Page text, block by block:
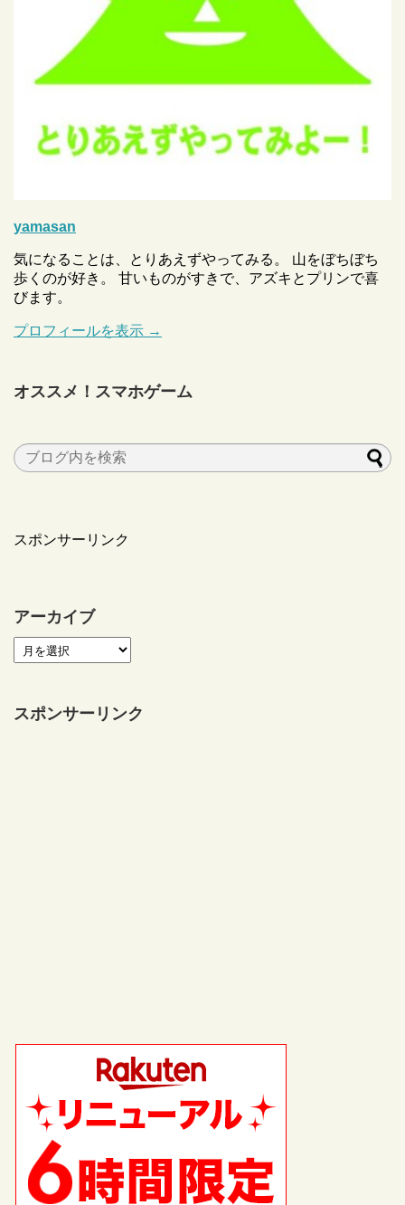
yamasan
気になることは、とりあえずやってみる。 山をぼちぼち
歩くのが好き。 甘いものがすきで、アズキとプリンで喜
びます。
プロフィールを表示 →
オススメ！スマホゲーム
スポンサーリンク
アーカイブ
スポンサーリンク